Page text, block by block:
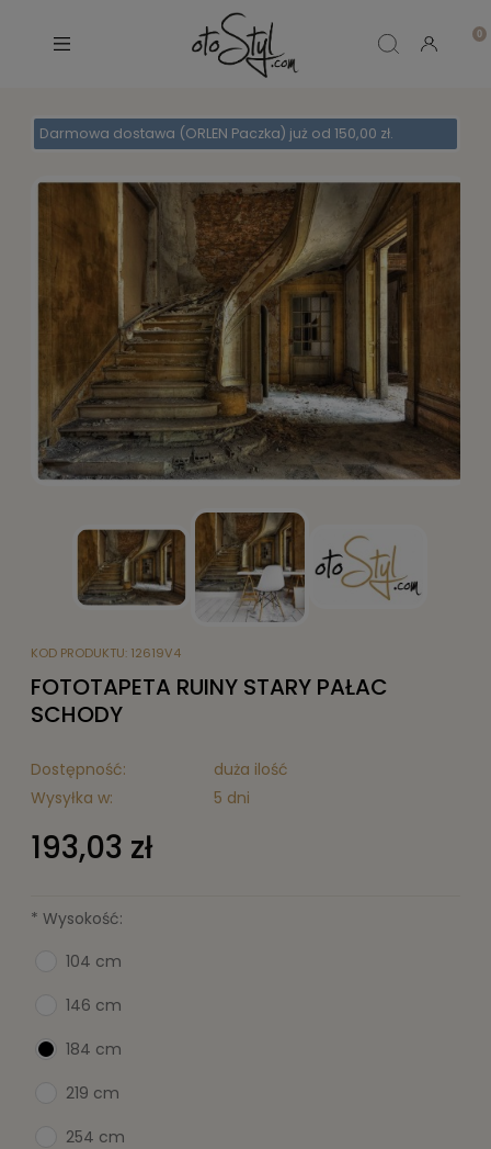
Darmowa dostawa (ORLEN Paczka) już od 150,00 zł.
KOD PRODUKTU: 12619V4
FOTOTAPETA RUINY STARY PAŁAC
SCHODY
Dostępność:
duża ilość
Wysyłka w:
5 dni
193,03 zł
* Wysokość:
104 cm
146 cm
184 cm
219 cm
254 cm